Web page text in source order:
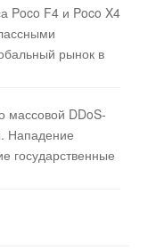
Poco F4 и Poco X4
рынок в
DDoS-
Нападение
государственные